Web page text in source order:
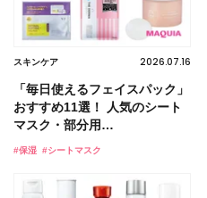
スキンケア 2026.07.16
「毎日使えるフェイスパック」
おすすめ11選！ 人気のシート
マスク・部分用…
#保湿 #シートマスク